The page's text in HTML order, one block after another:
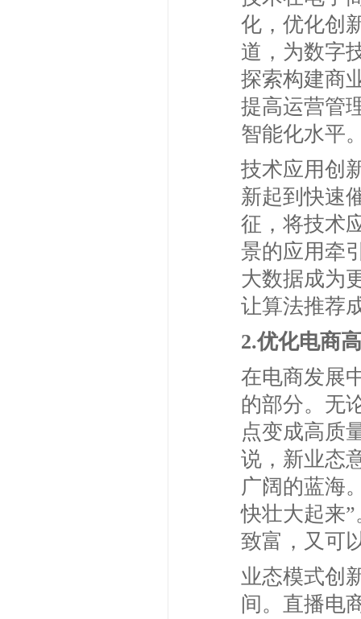
化，优化创
道，为数字
探索构建商
提高运营管
智能化水平
技术应用创
新起到快速
征，将技术
景的应用牵
大数据成为
让算法推荐
2.优化电商
在电商发展
的部分。无
点变成高质
说，新业态
广阔的蓝海
快壮大起来
致富，又可
业态模式创
间。直播电